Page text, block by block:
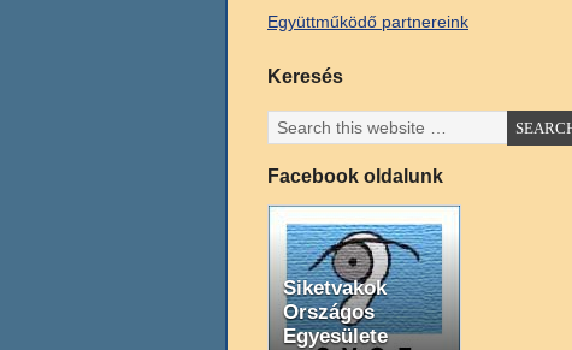
Együttműködő partnereink
Keresés
Facebook oldalunk
Siketvakok
Országos
Egyesülete